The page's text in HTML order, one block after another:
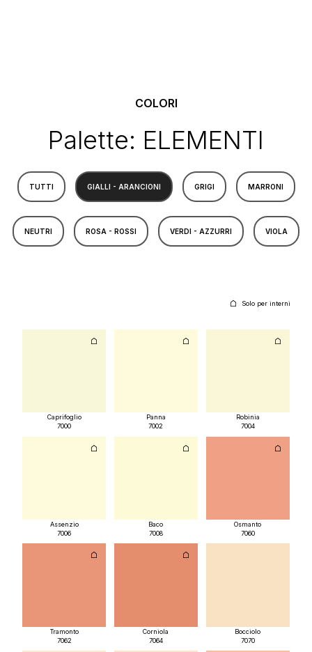
COLORI
Palette: ELEMENTI
TUTTI GIALLI - ARANCIONI GRIGI MARRONI
NEUTRI ROSA - ROSSI VERDI - AZZURRI VIOLA
Solo per interni
Caprifoglio
7000
Panna
7002
Robinia
7004
Assenzio
7006
Baco
7008
Osmanto
7060
Tramonto
7062
Corniola
7064
Bocciolo
7070